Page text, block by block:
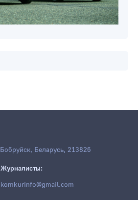
Беларусь, 213826
Журналисты:
komkurinfo@gmail.com